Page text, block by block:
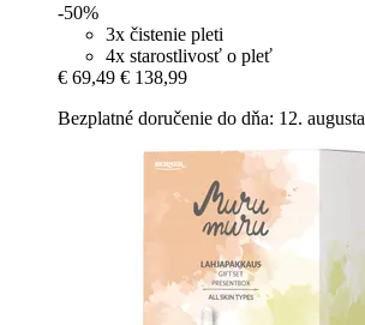
-50%
3x čistenie pleti
4x starostlivosť o pleť
€ 69,49 € 138,99
Bezplatné doručenie do dňa: 12. augusta